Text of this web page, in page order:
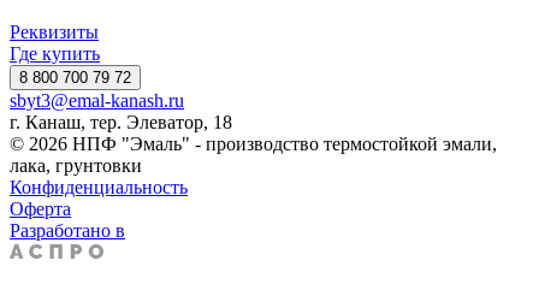
Реквизиты
Где купить
8 800 700 79 72
sbyt3@emal-kanash.ru
г. Канаш, тер. Элеватор, 18
© 2026 НПФ "Эмаль" - производство термостойкой эмали,
лака, грунтовки
Конфиденциальность
Оферта
Разработано в